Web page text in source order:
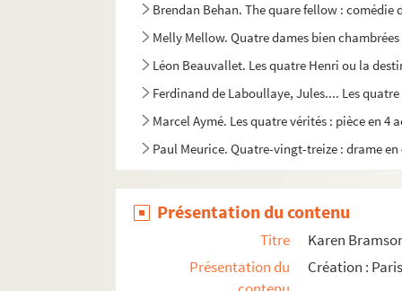
Brendan Behan. The quare fellow :
Melly Mellow. Quatre dames bien chambrées
Léon Beauvallet. Les quatre Henri ou la
Ferdinand de Laboullaye, Jules.... Les
Marcel Aymé. Les quatre vérités : pièce en 4
Paul Meurice. Quatre-vingt-treize : drame
Pierre-Paul Fournier, Henry Turpin. Le
Alexandre Dumas fils. La question d'argent :
Victorien Sardou. Rabagas : comédie en 4
Présentation du contenu
Titre
Karen
Présentation du
Création :